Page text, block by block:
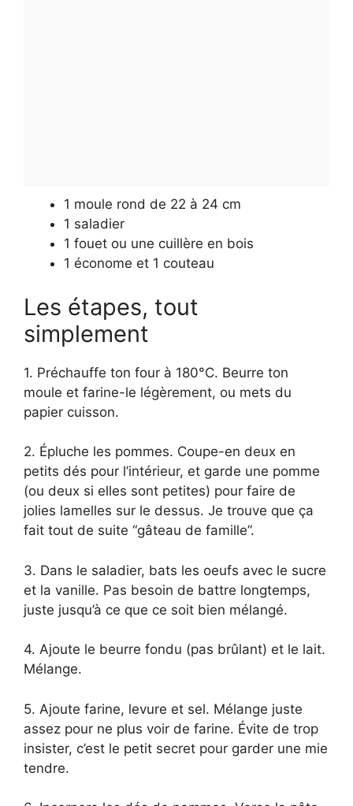
1 moule rond de 22 à 24 cm
1 saladier
1 fouet ou une cuillère en bois
1 économe et 1 couteau
Les étapes, tout
simplement
1. Préchauffe ton four à 180°C. Beurre ton
moule et farine-le légèrement, ou mets du
papier cuisson.
2. Épluche les pommes. Coupe-en deux en
petits dés pour l’intérieur, et garde une pomme
(ou deux si elles sont petites) pour faire de
jolies lamelles sur le dessus. Je trouve que ça
fait tout de suite “gâteau de famille”.
3. Dans le saladier, bats les oeufs avec le sucre
et la vanille. Pas besoin de battre longtemps,
juste jusqu’à ce que ce soit bien mélangé.
4. Ajoute le beurre fondu (pas brûlant) et le lait.
Mélange.
5. Ajoute farine, levure et sel. Mélange juste
assez pour ne plus voir de farine. Évite de trop
insister, c’est le petit secret pour garder une mie
tendre.